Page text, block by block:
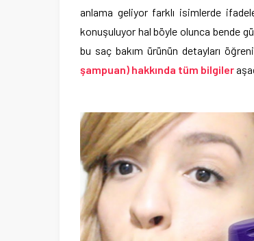
anlama geliyor farklı isimlerde
konuşuluyor hal böyle olunca bende
bu saç bakım ürünün detayları
şampuan) hakkında tüm bilgiler